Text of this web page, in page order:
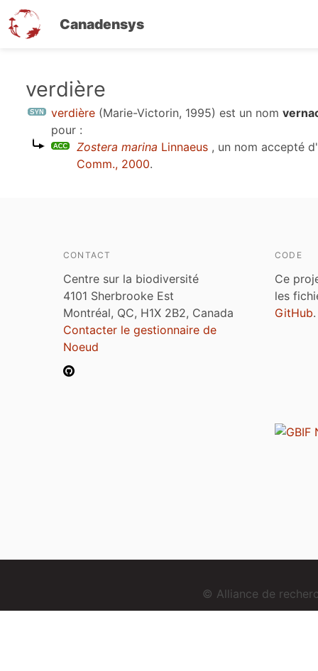
Canadensys
contenu
verdière
verdière (Marie-Victorin, 1995) est un nom
pour :
Zostera marina Linnaeus , un nom accepté
Comm., 2000.
CONTACT
Centre sur la biodiversité
4101 Sherbrooke Est
Montréal, QC, H1X 2B2, Canada
Contacter le gestionnaire de
Noeud
CODE
Ce
les
GitHub.
© Alliance de